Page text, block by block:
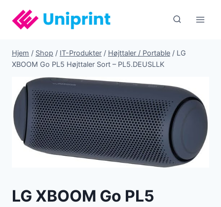
indhold
Hjem / Shop / IT-Produkter / Højttaler / Portable / LG
XBOOM Go PL5 Højttaler Sort – PL5.DEUSLLK
LG XBOOM Go PL5